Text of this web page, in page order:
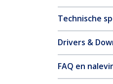
Technische
Drivers &
FAQ en